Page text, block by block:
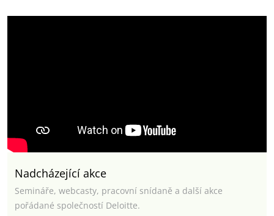
Nadcházející akce
Semináře, webcasty, pracovní snídaně a další akce
pořádané společností Deloitte.